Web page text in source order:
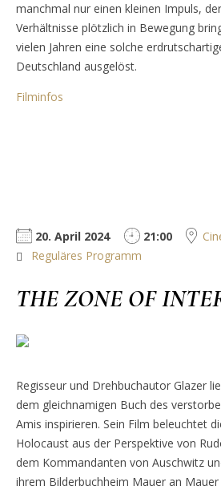
manchmal nur einen kleinen Impuls,
Verhältnisse plötzlich in Bewegung
vielen Jahren eine solche
Deutschland ausgelöst.
Filminfos
20. April 2024 21:00
Reguläres Programm
THE ZONE OF
Regisseur und Drehbuchautor Glazer
dem gleichnamigen Buch des
Amis inspirieren. Sein Film beleuchtet
Holocaust aus der Perspektive von
dem Kommandanten von Auschwitz
ihrem Bilderbuchheim Mauer an